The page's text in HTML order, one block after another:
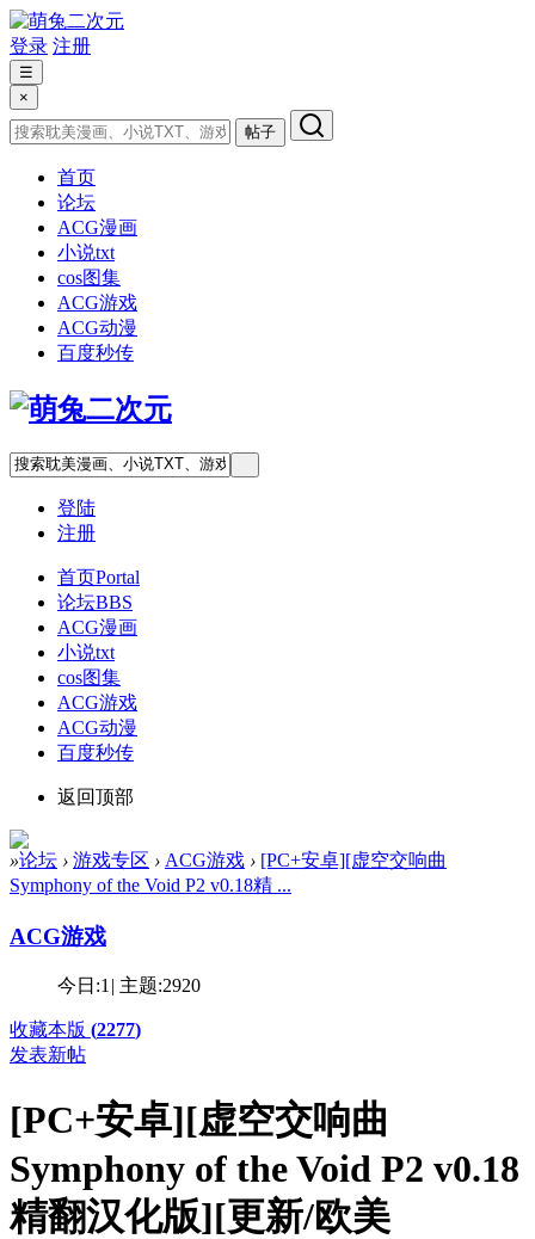
登录 注册
☰
×
帖子
首页
论坛
ACG漫画
小说txt
cos图集
ACG游戏
ACG动漫
百度秒传
登陆
注册
首页Portal
论坛BBS
ACG漫画
小说txt
cos图集
ACG游戏
ACG动漫
百度秒传
返回顶部
»论坛 › 游戏专区 › ACG游戏 › [PC+安卓][虚空交响曲
Symphony of the Void P2 v0.18精 ...
ACG游戏
今日:1 | 主题:2920
收藏本版 (2277)
发表新帖
[PC+安卓][虚空交响曲
Symphony of the Void P2 v0.18
精翻汉化版][更新/欧美